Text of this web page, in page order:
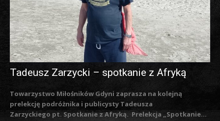
Tadeusz Zarzycki – spotkanie z Afryką
Towarzystwo Miłośników Gdyni zaprasza na kolejną
prelekcję podróżnika i publicysty Tadeusza
Zarzyckiego pt. Spotkanie z Afryką. Prelekcja „Spotkanie...